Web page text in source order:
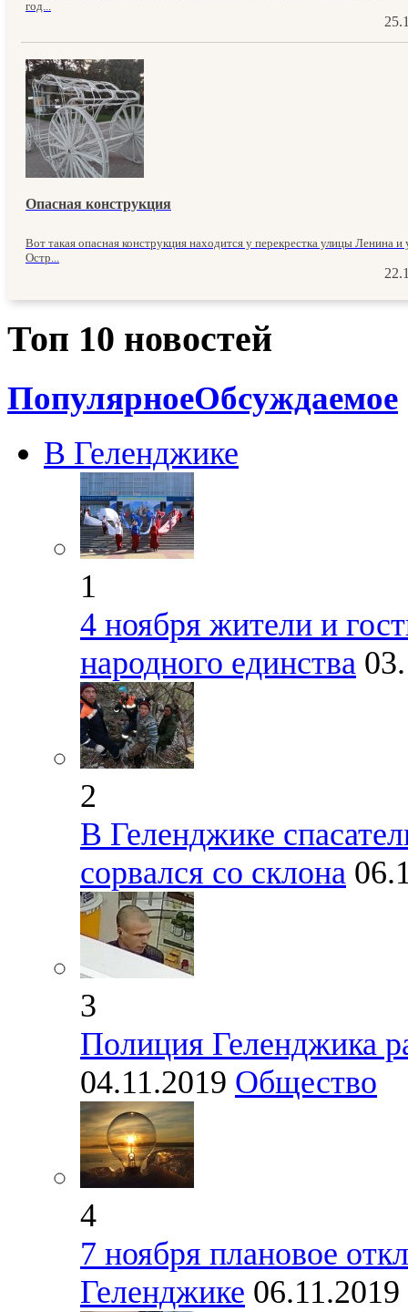
год...
Опасная конструкция
Вот такая опасная конструкция находится у перекрестка улицы Ленина и
Остр...
Топ 10 новостей
ПопулярноеОбсуждаемое
В Геленджике
1
4 ноября жители и
народного единства
2
В Геленджике
сорвался со склона
3
Полиция Геленджика
04.11.2019 Общество
4
7 ноября плановое
Геленджике 06.11.2019